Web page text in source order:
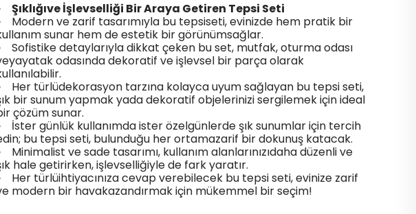
Şıklığıve İşlevselliği Bir Araya Getiren Tepsi Seti
Modern ve zarif tasarımıyla bu tepsiseti, evinizde hem pratik bir
sunar hem de estetik bir görünümsağlar.
Sofistike detaylarıyla dikkat çeken bu set, mutfak, oturma odası
odasında dekoratif ve işlevsel bir parça olarak
Her türlüdekorasyon tarzına kolayca uyum sağlayan bu tepsi seti,
bir sunum yapmak yada dekoratif objelerinizi sergilemek için ideal
çözüm sunar.
İster günlük kullanımda ister özelgünlerde şık sunumlar için tercih
bu tepsi seti, bulunduğu her ortamazarif bir dokunuş katacak.
Minimalist ve sade tasarımı, kullanım alanlarınızıdaha düzenli ve
hale getirirken, işlevselliğiyle de fark yaratır.
Her türlüihtiyacınıza cevap verebilecek bu tepsi seti, evinize zarif
modern bir havakazandırmak için mükemmel bir seçim!